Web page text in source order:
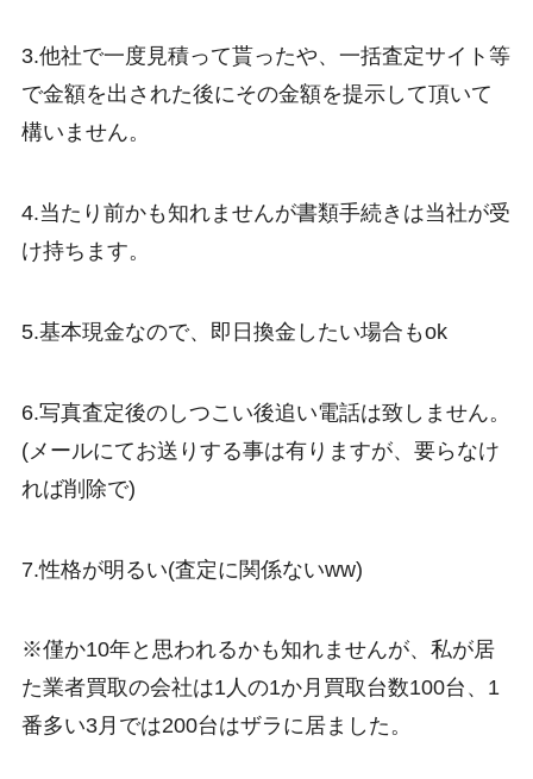
3.他社で一度見積って貰ったや、一括査定サイト等
で金額を出された後にその金額を提示して頂いて
構いません。
4.当たり前かも知れませんが書類手続きは当社が受
け持ちます。
5.基本現金なので、即日換金したい場合もok
6.写真査定後のしつこい後追い電話は致しません。
(メールにてお送りする事は有りますが、要らなけ
れば削除で)
7.性格が明るい(査定に関係ないww)
※僅か10年と思われるかも知れませんが、私が居
た業者買取の会社は1人の1か月買取台数100台、1
番多い3月では200台はザラに居ました。